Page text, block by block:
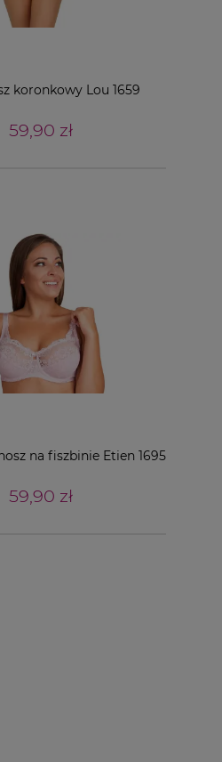
koronkowy Lou 1659
59,90 zł
na fiszbinie Etien 1695
59,90 zł